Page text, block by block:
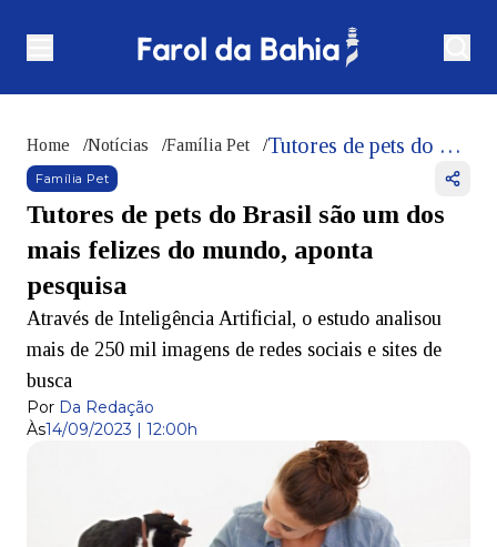
Home /Notícias /Família Pet / Tutores de pets do Brasil são um dos mais felizes do mundo, aponta pesquisa
Família Pet
Tutores de pets do Brasil são um dos
mais felizes do mundo, aponta
pesquisa
Através de Inteligência Artificial, o estudo analisou
mais de 250 mil imagens de redes sociais e sites de
busca
Por Da Redação
Às14/09/2023 | 12:00h